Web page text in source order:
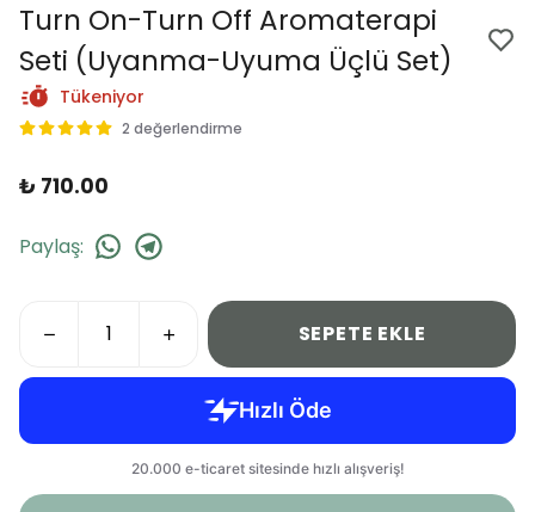
Turn On-Turn Off Aromaterapi
Seti (Uyanma-Uyuma Üçlü Set)
Tükeniyor
2 değerlendirme
₺ 710.00
Paylaş:
SEPETE EKLE